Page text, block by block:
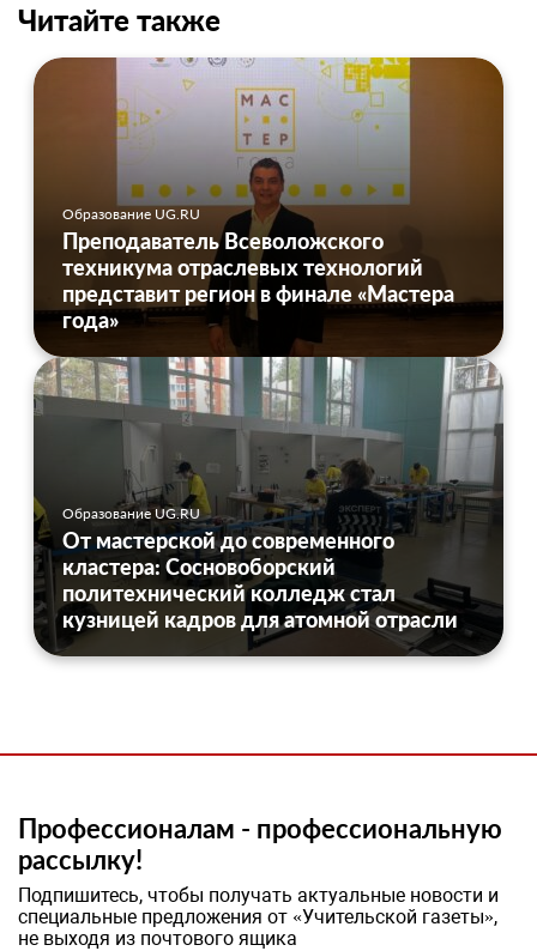
Читайте также
Образование UG.RU
Преподаватель Всеволожского
техникума отраслевых технологий
представит регион в финале «Мастера
года»
Образование UG.RU
От мастерской до современного
кластера: Сосновоборский
политехнический колледж стал
кузницей кадров для атомной отрасли
Профессионалам - профессиональную
рассылку!
Подпишитесь, чтобы получать актуальные новости и
специальные предложения от «Учительской газеты»,
не выходя из почтового ящика